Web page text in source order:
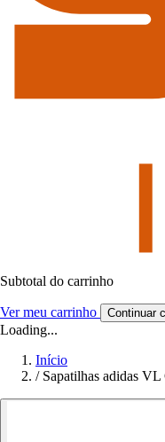
Subtotal do carrinho
Ver meu carrinho Continuar
Loading...
Início
/ Sapatilhas adidas